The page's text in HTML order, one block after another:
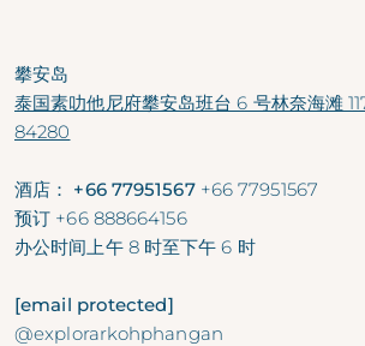
攀安岛
泰国素叻他尼府攀安岛班台 6 号林奈海滩
84280
酒店： +66 77951567 +66 77951567
预订 +66 888664156
办公时间上午 8 时至下午 6 时
[email protected]
@explorarkohphangan